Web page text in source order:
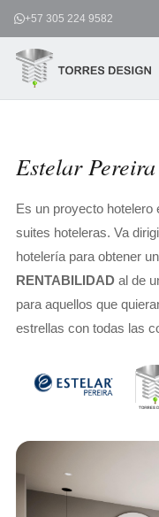
contenido
+57 305 224 9582
Estelar Pereira
Es un proyecto hotelero
suites hoteleras. Va
hotelería para obtener un
RENTABILIDAD al de
para aquellos que
estrellas con todas las